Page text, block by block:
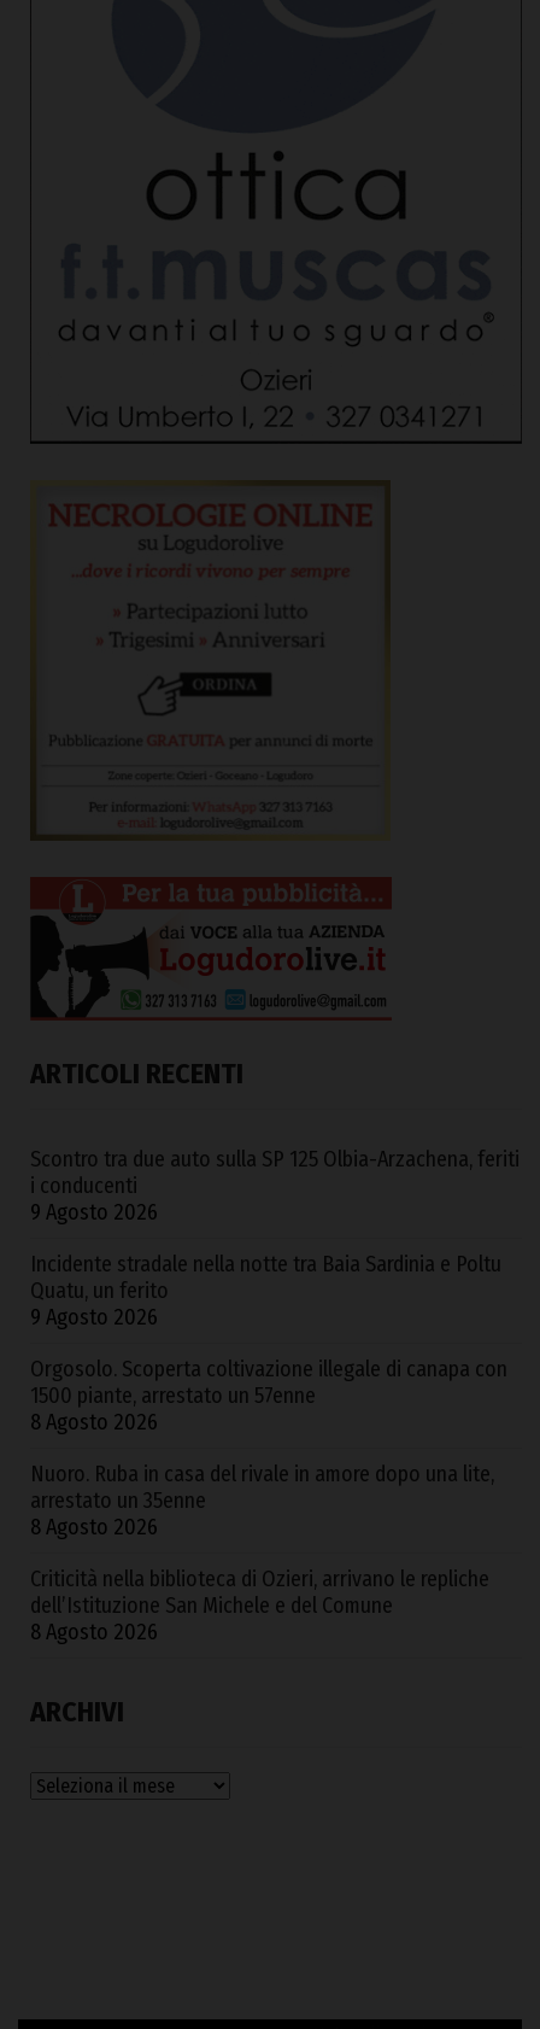
ARTICOLI RECENTI
Scontro tra due auto sulla SP 125 Olbia-Arzachena, feriti
i conducenti
9 Agosto 2026
Incidente stradale nella notte tra Baia Sardinia e Poltu
Quatu, un ferito
9 Agosto 2026
Orgosolo. Scoperta coltivazione illegale di canapa con
1500 piante, arrestato un 57enne
8 Agosto 2026
Nuoro. Ruba in casa del rivale in amore dopo una lite,
arrestato un 35enne
8 Agosto 2026
Criticità nella biblioteca di Ozieri, arrivano le repliche
dell’Istituzione San Michele e del Comune
8 Agosto 2026
ARCHIVI
Archivi